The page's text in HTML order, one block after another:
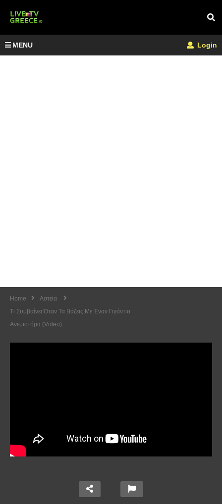
MENU Login
Home
Αστεία
Τι Συμβαίνει Όταν Τα Βάζεις Με Έναν Γιγάντιο
Ανεμιστήρα (Video)